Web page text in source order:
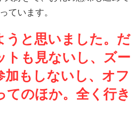
ています。
うと思いました。だ
トも見ないし、ズー
加も しないし、オフ
てのほか。全く行き